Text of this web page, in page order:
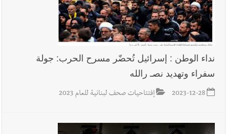
نداء الوطن : إسرائيل تُحضّر مسرح الحرب: جولة
سفراء وتهديد نصـ رالله
2023-12-28 إفتتاحيات صحف لبنانية للعام 2023